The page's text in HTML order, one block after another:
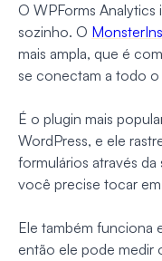
O WPForms
sozinho. O
mais ampla, que é
se conectam a todo
É o plugin mais
WordPress, e ele
formulários através
você precise tocar
Ele também funciona
então ele pode medir